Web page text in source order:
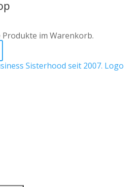
Produkte im Warenkorb.